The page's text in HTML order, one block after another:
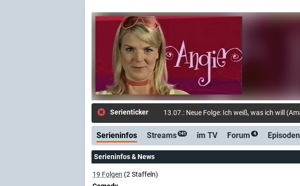
Serienticker kostenlose E-Mail-Benachrichtigung b
Serieninfos Streams 141 im TV Forum 4 Episoden
Serieninfos & News
19 Folgen (2 Staffeln)